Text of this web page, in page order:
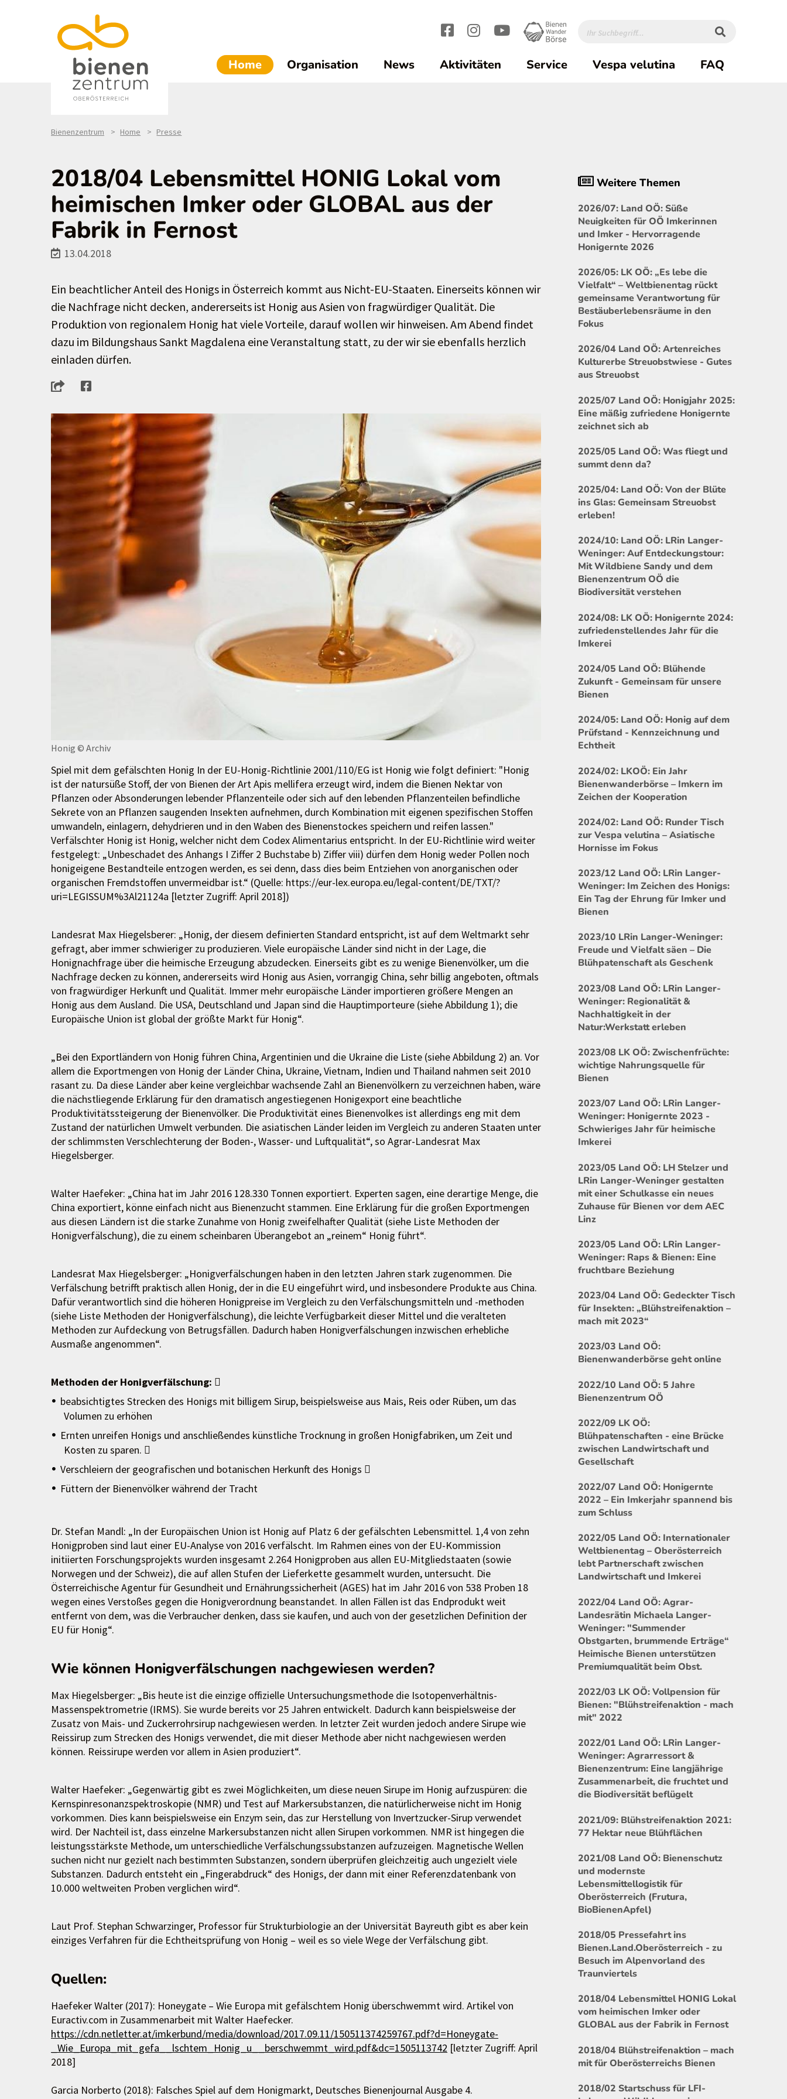
Home(current)1
Organisation News Aktivitäten Service Vespa velutina FAQ
Bienenzentrum Home Presse
2018/04 Lebensmittel HONIG Lokal vom
heimischen Imker oder GLOBAL aus der
Fabrik in Fernost
13.04.2018
Ein beachtlicher Anteil des Honigs in Österreich kommt aus Nicht-EU-Staaten. Einerseits können wir
die Nachfrage nicht decken, andererseits ist Honig aus Asien von fragwürdiger Qualität. Die
Produktion von regionalem Honig hat viele Vorteile, darauf wollen wir hinweisen. Am Abend findet
dazu im Bildungshaus Sankt Magdalena eine Veranstaltung statt, zu der wir sie ebenfalls herzlich
einladen dürfen.
Honig © Archiv
Spiel mit dem gefälschten Honig In der EU-Honig-Richtlinie 2001/110/EG ist Honig wie folgt definiert: "Honig
ist der natursüße Stoff, der von Bienen der Art Apis mellifera erzeugt wird, indem die Bienen Nektar von
Pflanzen oder Absonderungen lebender Pflanzenteile oder sich auf den lebenden Pflanzenteilen befindliche
Sekrete von an Pflanzen saugenden Insekten aufnehmen, durch Kombination mit eigenen spezifischen Stoffen
umwandeln, einlagern, dehydrieren und in den Waben des Bienenstockes speichern und reifen lassen."
Verfälschter Honig ist Honig, welcher nicht dem Codex Alimentarius entspricht. In der EU-Richtlinie wird weiter
festgelegt: „Unbeschadet des Anhangs I Ziffer 2 Buchstabe b) Ziffer viii) dürfen dem Honig weder Pollen noch
honigeigene Bestandteile entzogen werden, es sei denn, dass dies beim Entziehen von anorganischen oder
organischen Fremdstoffen unvermeidbar ist.“ (Quelle: https://eur-lex.europa.eu/legal-content/DE/TXT/?
uri=LEGISSUM%3Al21124a [letzter Zugriff: April 2018])
Landesrat Max Hiegelsberer: „Honig, der diesem definierten Standard entspricht, ist auf dem Weltmarkt sehr
gefragt, aber immer schwieriger zu produzieren. Viele europäische Länder sind nicht in der Lage, die
Honignachfrage über die heimische Erzeugung abzudecken. Einerseits gibt es zu wenige Bienenvölker, um die
Nachfrage decken zu können, andererseits wird Honig aus Asien, vorrangig China, sehr billig angeboten, oftmals
von fragwürdiger Herkunft und Qualität. Immer mehr europäische Länder importieren größere Mengen an
Honig aus dem Ausland. Die USA, Deutschland und Japan sind die Hauptimporteure (siehe Abbildung 1); die
Europäische Union ist global der größte Markt für Honig“.
„Bei den Exportländern von Honig führen China, Argentinien und die Ukraine die Liste (siehe Abbildung 2) an. Vor
allem die Exportmengen von Honig der Länder China, Ukraine, Vietnam, Indien und Thailand nahmen seit 2010
rasant zu. Da diese Länder aber keine vergleichbar wachsende Zahl an Bienenvölkern zu verzeichnen haben, wäre
die nächstliegende Erklärung für den dramatisch angestiegenen Honigexport eine beachtliche
Produktivitätssteigerung der Bienenvölker. Die Produktivität eines Bienenvolkes ist allerdings eng mit dem
Zustand der natürlichen Umwelt verbunden. Die asiatischen Länder leiden im Vergleich zu anderen Staaten unter
der schlimmsten Verschlechterung der Boden-, Wasser- und Luftqualität“, so Agrar-Landesrat Max
Hiegelsberger.
Walter Haefeker: „China hat im Jahr 2016 128.330 Tonnen exportiert. Experten sagen, eine derartige Menge, die
China exportiert, könne einfach nicht aus Bienenzucht stammen. Eine Erklärung für die großen Exportmengen
aus diesen Ländern ist die starke Zunahme von Honig zweifelhafter Qualität (siehe Liste Methoden der
Honigverfälschung), die zu einem scheinbaren Überangebot an „reinem“ Honig führt“.
Landesrat Max Hiegelsberger: „Honigverfälschungen haben in den letzten Jahren stark zugenommen. Die
Verfälschung betrifft praktisch allen Honig, der in die EU eingeführt wird, und insbesondere Produkte aus China.
Dafür verantwortlich sind die höheren Honigpreise im Vergleich zu den Verfälschungsmitteln und -methoden
(siehe Liste Methoden der Honigverfälschung), die leichte Verfügbarkeit dieser Mittel und die veralteten
Methoden zur Aufdeckung von Betrugsfällen. Dadurch haben Honigverfälschungen inzwischen erhebliche
Ausmaße angenommen“.
Methoden der Honigverfälschung: 
beabsichtigtes Strecken des Honigs mit billigem Sirup, beispielsweise aus Mais, Reis oder Rüben, um das
Volumen zu erhöhen
Ernten unreifen Honigs und anschließendes künstliche Trocknung in großen Honigfabriken, um Zeit und
Kosten zu sparen. 
Verschleiern der geografischen und botanischen Herkunft des Honigs 
Füttern der Bienenvölker während der Tracht
Dr. Stefan Mandl: „In der Europäischen Union ist Honig auf Platz 6 der gefälschten Lebensmittel. 1,4 von zehn
Honigproben sind laut einer EU-Analyse von 2016 verfälscht. Im Rahmen eines von der EU-Kommission
initiierten Forschungsprojekts wurden insgesamt 2.264 Honigproben aus allen EU-Mitgliedstaaten (sowie
Norwegen und der Schweiz), die auf allen Stufen der Lieferkette gesammelt wurden, untersucht. Die
Österreichische Agentur für Gesundheit und Ernährungssicherheit (AGES) hat im Jahr 2016 von 538 Proben 18
wegen eines Verstoßes gegen die Honigverordnung beanstandet. In allen Fällen ist das Endprodukt weit
entfernt von dem, was die Verbraucher denken, dass sie kaufen, und auch von der gesetzlichen Definition der
EU für Honig“.
Wie können Honigverfälschungen nachgewiesen werden?
Max Hiegelsberger: „Bis heute ist die einzige offizielle Untersuchungsmethode die Isotopenverhältnis-
Massenspektrometrie (IRMS). Sie wurde bereits vor 25 Jahren entwickelt. Dadurch kann beispielsweise der
Zusatz von Mais- und Zuckerrohrsirup nachgewiesen werden. In letzter Zeit wurden jedoch andere Sirupe wie
Reissirup zum Strecken des Honigs verwendet, die mit dieser Methode aber nicht nachgewiesen werden
können. Reissirupe werden vor allem in Asien produziert“.
Walter Haefeker: „Gegenwärtig gibt es zwei Möglichkeiten, um diese neuen Sirupe im Honig aufzuspüren: die
Kernspinresonanzspektroskopie (NMR) und Test auf Markersubstanzen, die natürlicherweise nicht im Honig
vorkommen. Dies kann beispielsweise ein Enzym sein, das zur Herstellung von Invertzucker-Sirup verwendet
wird. Der Nachteil ist, dass einzelne Markersubstanzen nicht allen Sirupen vorkommen. NMR ist hingegen die
leistungsstärkste Methode, um unterschiedliche Verfälschungssubstanzen aufzuzeigen. Magnetische Wellen
suchen nicht nur gezielt nach bestimmten Substanzen, sondern überprüfen gleichzeitig auch ungezielt viele
Substanzen. Dadurch entsteht ein „Fingerabdruck“ des Honigs, der dann mit einer Referenzdatenbank von
10.000 weltweiten Proben verglichen wird“.
Laut Prof. Stephan Schwarzinger, Professor für Strukturbiologie an der Universität Bayreuth gibt es aber kein
einziges Verfahren für die Echtheitsprüfung von Honig – weil es so viele Wege der Verfälschung gibt.
Quellen:
Haefeker Walter (2017): Honeygate – Wie Europa mit gefälschtem Honig überschwemmt wird. Artikel von
Euractiv.com in Zusammenarbeit mit Walter Haefecker.
https://cdn.netletter.at/imkerbund/media/download/2017.09.11/150511374259767.pdf?d=Honeygate-
_Wie_Europa_mit_gefa__lschtem_Honig_u__berschwemmt_wird.pdf&dc=1505113742 [letzter Zugriff: April
2018]
Garcia Norberto (2018): Falsches Spiel auf dem Honigmarkt, Deutsches Bienenjournal Ausgabe 4.
Weitere Themen
2026/07: Land OÖ: Süße
Neuigkeiten für OÖ Imkerinnen
und Imker - Hervorragende
Honigernte 2026
2026/05: LK OÖ: „Es lebe die
Vielfalt“ – Weltbienentag rückt
gemeinsame Verantwortung für
Bestäuberlebensräume in den
Fokus
2026/04 Land OÖ: Artenreiches
Kulturerbe Streuobstwiese - Gutes
aus Streuobst
2025/07 Land OÖ: Honigjahr 2025:
Eine mäßig zufriedene Honigernte
zeichnet sich ab
2025/05 Land OÖ: Was fliegt und
summt denn da?
2025/04: Land OÖ: Von der Blüte
ins Glas: Gemeinsam Streuobst
erleben!
2024/10: Land OÖ: LRin Langer-
Weninger: Auf Entdeckungstour:
Mit Wildbiene Sandy und dem
Bienenzentrum OÖ die
Biodiversität verstehen
2024/08: LK OÖ: Honigernte 2024:
zufriedenstellendes Jahr für die
Imkerei
2024/05 Land OÖ: Blühende
Zukunft - Gemeinsam für unsere
Bienen
2024/05: Land OÖ: Honig auf dem
Prüfstand - Kennzeichnung und
Echtheit
2024/02: LKOÖ: Ein Jahr
Bienenwanderbörse – Imkern im
Zeichen der Kooperation
2024/02: Land OÖ: Runder Tisch
zur Vespa velutina – Asiatische
Hornisse im Fokus
2023/12 Land OÖ: LRin Langer-
Weninger: Im Zeichen des Honigs:
Ein Tag der Ehrung für Imker und
Bienen
2023/10 LRin Langer-Weninger:
Freude und Vielfalt säen – Die
Blühpatenschaft als Geschenk
2023/08 Land OÖ: LRin Langer-
Weninger: Regionalität &
Nachhaltigkeit in der
Natur:Werkstatt erleben
2023/08 LK OÖ: Zwischenfrüchte:
wichtige Nahrungsquelle für
Bienen
2023/07 Land OÖ: LRin Langer-
Weninger: Honigernte 2023 -
Schwieriges Jahr für heimische
Imkerei
2023/05 Land OÖ: LH Stelzer und
LRin Langer-Weninger gestalten
mit einer Schulkasse ein neues
Zuhause für Bienen vor dem AEC
Linz
2023/05 Land OÖ: LRin Langer-
Weninger: Raps & Bienen: Eine
fruchtbare Beziehung
2023/04 Land OÖ: Gedeckter Tisch
für Insekten: „Blühstreifenaktion –
mach mit 2023“
2023/03 Land OÖ:
Bienenwanderbörse geht online
2022/10 Land OÖ: 5 Jahre
Bienenzentrum OÖ
2022/09 LK OÖ:
Blühpatenschaften - eine Brücke
zwischen Landwirtschaft und
Gesellschaft
2022/07 Land OÖ: Honigernte
2022 – Ein Imkerjahr spannend bis
zum Schluss
2022/05 Land OÖ: Internationaler
Weltbienentag – Oberösterreich
lebt Partnerschaft zwischen
Landwirtschaft und Imkerei
2022/04 Land OÖ: Agrar-
Landesrätin Michaela Langer-
Weninger: "Summender
Obstgarten, brummende Erträge“
Heimische Bienen unterstützen
Premiumqualität beim Obst.
2022/03 LK OÖ: Vollpension für
Bienen: "Blühstreifenaktion - mach
mit" 2022
2022/01 Land OÖ: LRin Langer-
Weninger: Agrarressort &
Bienenzentrum: Eine langjährige
Zusammenarbeit, die fruchtet und
die Biodiversität beflügelt
2021/09: Blühstreifenaktion 2021:
77 Hektar neue Blühflächen
2021/08 Land OÖ: Bienenschutz
und modernste
Lebensmittellogistik für
Oberösterreich (Frutura,
BioBienenApfel)
2018/05 Pressefahrt ins
Bienen.Land.Oberösterreich - zu
Besuch im Alpenvorland des
Traunviertels
2018/04 Lebensmittel HONIG Lokal
vom heimischen Imker oder
GLOBAL aus der Fabrik in Fernost
2018/04 Blühstreifenaktion – mach
mit für Oberösterreichs Bienen
2018/02 Startschuss für LFI-